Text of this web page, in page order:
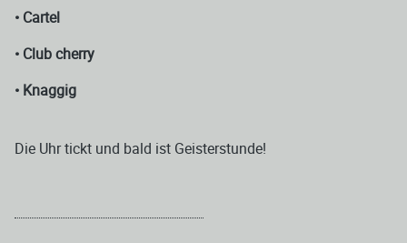
• Cartel
• Club cherry
• Knaggig
Die Uhr tickt und bald ist Geisterstunde!